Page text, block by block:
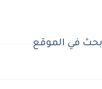
بحث في الموقع